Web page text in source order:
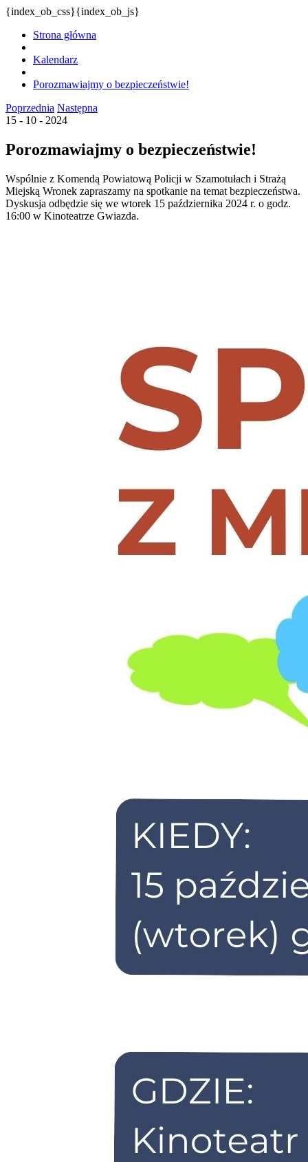
{index_ob_css}{index_ob_js}
Strona główna
Kalendarz
Porozmawiajmy o bezpieczeństwie!
Poprzednia Następna
15 - 10 - 2024
Porozmawiajmy o bezpieczeństwie!
Wspólnie z Komendą Powiatową Policji w Szamotułach i Strażą
Miejską Wronek zapraszamy na spotkanie na temat bezpieczeństwa.
Dyskusja odbędzie się we wtorek 15 października 2024 r. o godz.
16:00 w Kinoteatrze Gwiazda.